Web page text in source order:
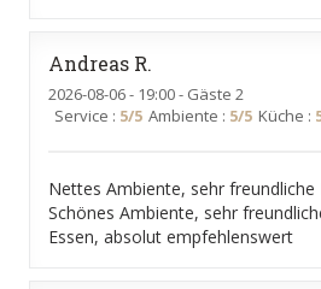
Andreas R
2026-08-06- 19:00 - Gäste 2
Service : 5/5 Ambiente : 5/5 Küche :
Nettes Ambiente, sehr freundliche
Schönes Ambiente, sehr
Essen, absolut empfehlenswert